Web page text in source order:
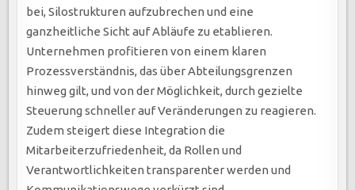
bei, Silostrukturen aufzubrechen und eine
ganzheitliche Sicht auf Abläufe zu etablieren.
Unternehmen profitieren von einem klaren
Prozessverständnis, das über Abteilungsgrenzen
hinweg gilt, und von der Möglichkeit, durch gezielte
Steuerung schneller auf Veränderungen zu reagieren.
Zudem steigert diese Integration die
Mitarbeiterzufriedenheit, da Rollen und
Verantwortlichkeiten transparenter werden und